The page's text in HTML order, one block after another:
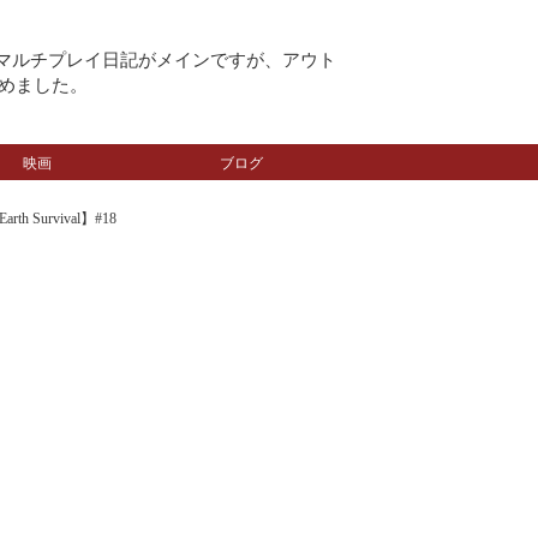
ルチプレイ日記がメインですが、アウト
ました。
映画 ブログ
Survival】#18